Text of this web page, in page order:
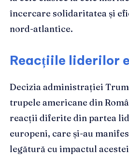
încercare solidaritatea și
nord-atlantice.
Reacțiile liderilor
Decizia administrației
trupele americane din
reacții diferite din partea
europeni, care și-au
legătură cu impactul